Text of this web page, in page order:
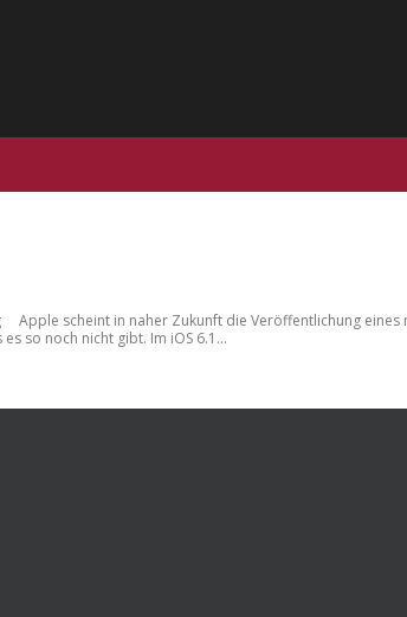
scheint in naher Zukunft die Veröffentlichung eines
so noch nicht gibt. Im iOS 6.1...